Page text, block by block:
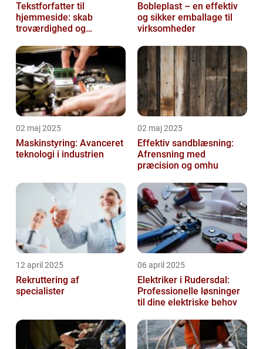
Tekstforfatter til
hjemmeside: skab
troværdighed og
Bobleplast – en effektiv
og sikker emballage til
virksomheder
02 maj 2025
Maskinstyring: Avanceret
teknologi i industrien
02 maj 2025
Effektiv sandblæsning:
Afrensning med
præcision og omhu
12 april 2025
Rekruttering af
specialister
06 april 2025
Elektriker i Rudersdal:
Professionelle løsninger
til dine elektriske behov